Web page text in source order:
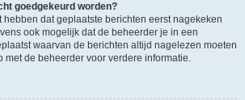
goedgekeurd worden?
hebben dat geplaatste berichten eerst nagekeken
ook mogelijk dat de beheerder je in een
waarvan de berichten altijd nagelezen moeten
met de beheerder voor verdere informatie.